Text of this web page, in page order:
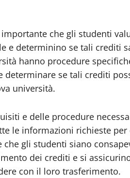
importante che gli studenti
e determinino se tali crediti
hanno procedure
se tali crediti
università.
e delle procedure
le informazioni richieste per
gli studenti siano
dei crediti e si
con il loro trasferimento.